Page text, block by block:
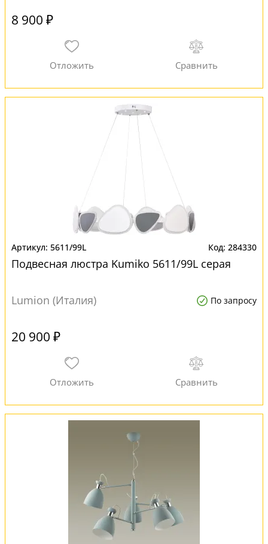
8 900 ₽
5611/99L 284330
Подвесная люстра Kumiko 5611/99L серая
Lumion (Италия) По запросу
20 900 ₽